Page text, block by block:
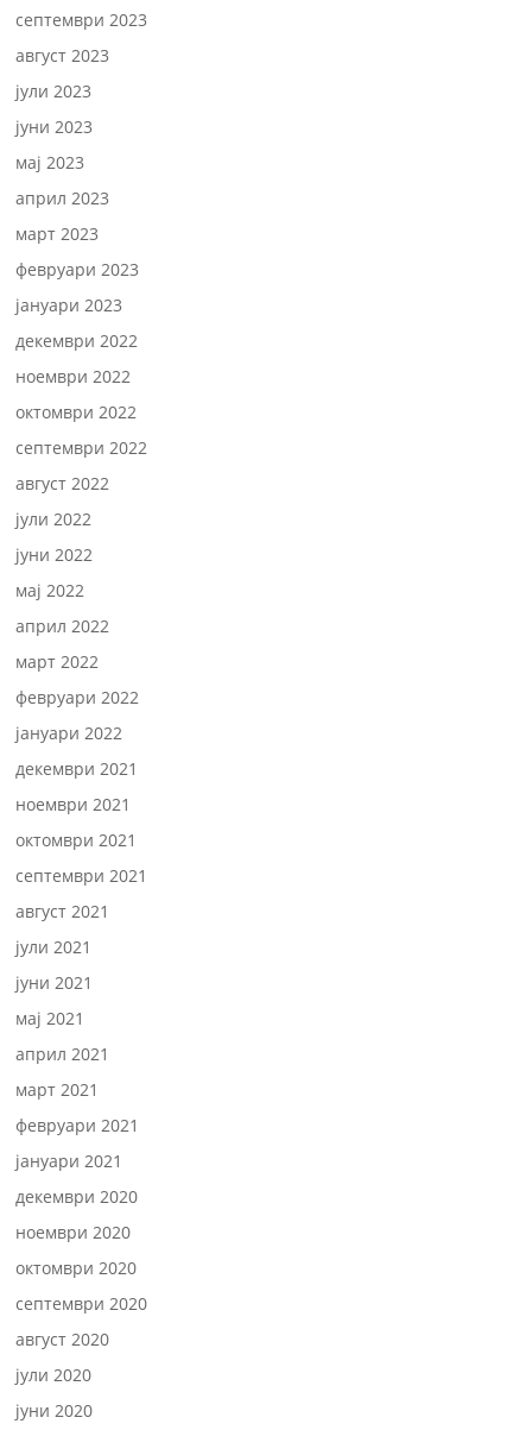
септември 2023
август 2023
јули 2023
јуни 2023
мај 2023
април 2023
март 2023
февруари 2023
јануари 2023
декември 2022
ноември 2022
октомври 2022
септември 2022
август 2022
јули 2022
јуни 2022
мај 2022
април 2022
март 2022
февруари 2022
јануари 2022
декември 2021
ноември 2021
октомври 2021
септември 2021
август 2021
јули 2021
јуни 2021
мај 2021
април 2021
март 2021
февруари 2021
јануари 2021
декември 2020
ноември 2020
октомври 2020
септември 2020
август 2020
јули 2020
јуни 2020